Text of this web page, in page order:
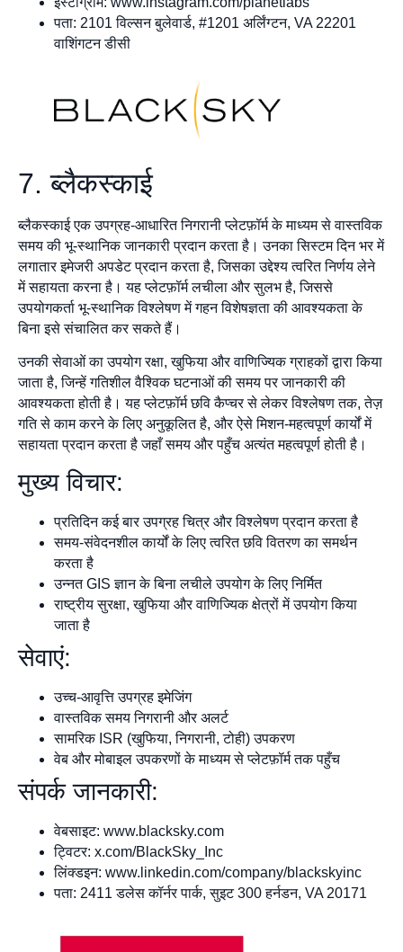
पता: 2101 विल्सन बुलेवार्ड, #1201 अर्लिंग्टन, VA 22201
वाशिंगटन डीसी
7. ब्लैकस्काई
ब्लैकस्काई एक उपग्रह-आधारित निगरानी प्लेटफ़ॉर्म के माध्यम से वास्तविक
समय की भू-स्थानिक जानकारी प्रदान करता है। उनका सिस्टम दिन भर में
लगातार इमेजरी अपडेट प्रदान करता है, जिसका उद्देश्य त्वरित निर्णय लेने
में सहायता करना है। यह प्लेटफ़ॉर्म लचीला और सुलभ है, जिससे
उपयोगकर्ता भू-स्थानिक विश्लेषण में गहन विशेषज्ञता की आवश्यकता के
बिना इसे संचालित कर सकते हैं।
उनकी सेवाओं का उपयोग रक्षा, खुफिया और वाणिज्यिक ग्राहकों द्वारा किया
जाता है, जिन्हें गतिशील वैश्विक घटनाओं की समय पर जानकारी की
आवश्यकता होती है। यह प्लेटफ़ॉर्म छवि कैप्चर से लेकर विश्लेषण तक, तेज़
गति से काम करने के लिए अनुकूलित है, और ऐसे मिशन-महत्वपूर्ण कार्यों में
सहायता प्रदान करता है जहाँ समय और पहुँच अत्यंत महत्वपूर्ण होती है।
मुख्य विचार:
प्रतिदिन कई बार उपग्रह चित्र और विश्लेषण प्रदान करता है
समय-संवेदनशील कार्यों के लिए त्वरित छवि वितरण का समर्थन
करता है
उन्नत GIS ज्ञान के बिना लचीले उपयोग के लिए निर्मित
राष्ट्रीय सुरक्षा, खुफिया और वाणिज्यिक क्षेत्रों में उपयोग किया
जाता है
सेवाएं:
उच्च-आवृत्ति उपग्रह इमेजिंग
वास्तविक समय निगरानी और अलर्ट
सामरिक ISR (खुफिया, निगरानी, टोही) उपकरण
वेब और मोबाइल उपकरणों के माध्यम से प्लेटफ़ॉर्म तक पहुँच
संपर्क जानकारी:
वेबसाइट: www.blacksky.com
ट्विटर: x.com/BlackSky_Inc
लिंक्डइन: www.linkedin.com/company/blackskyinc
पता: 2411 डलेस कॉर्नर पार्क, सुइट 300 हर्नडन, VA 20171